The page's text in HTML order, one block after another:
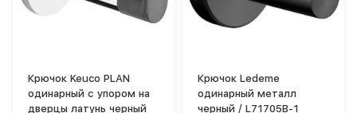
Крючок Keuco PLAN
одинарный с упором на
дверцы латунь черный
Крючок Ledeme
одинарный металл
черный / L71705B-1